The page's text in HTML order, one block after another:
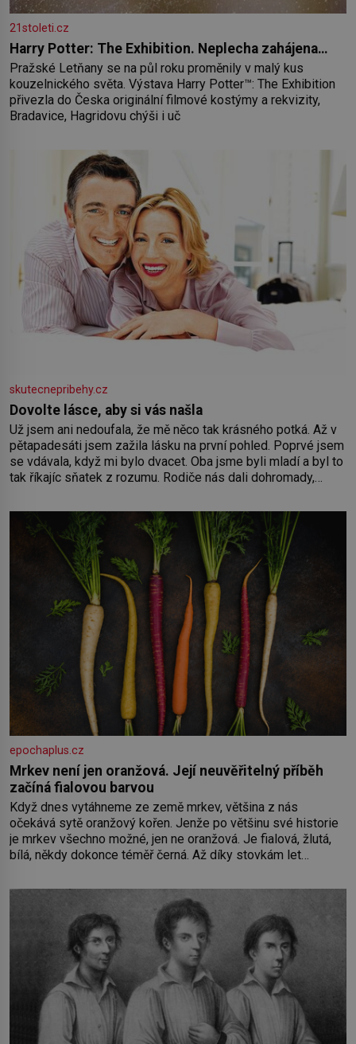
21stoleti.cz
Harry Potter: The Exhibition. Neplecha zahájena…
Pražské Letňany se na půl roku proměnily v malý kus
kouzelnického světa. Výstava Harry Potter™: The Exhibition
přivezla do Česka originální filmové kostýmy a rekvizity,
Bradavice, Hagridovu chýši i uč
skutecnepribehy.cz
Dovolte lásce, aby si vás našla
Už jsem ani nedoufala, že mě něco tak krásného potká. Až v
pětapadesáti jsem zažila lásku na první pohled. Poprvé jsem
se vdávala, když mi bylo dvacet. Oba jsme byli mladí a byl to
tak říkajíc sňatek z rozumu. Rodiče nás dali dohromady,
oběma moc nesvědčilo, brzy jsme zjistili, že
epochaplus.cz
Mrkev není jen oranžová. Její neuvěřitelný příběh
začíná fialovou barvou
Když dnes vytáhneme ze země mrkev, většina z nás
očekává sytě oranžový kořen. Jenže po většinu své historie
je mrkev všechno možné, jen ne oranžová. Je fialová, žlutá,
bílá, někdy dokonce téměř černá. Až díky stovkám let
českou zahradu ani nedokážeme představit. Její příběh je